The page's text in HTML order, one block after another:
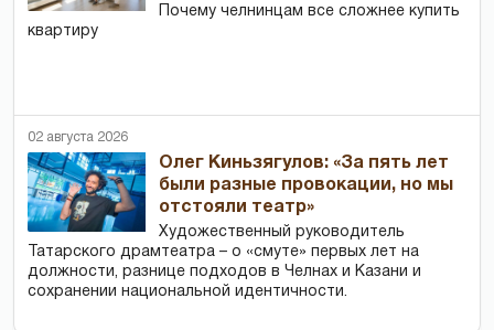
Почему челнинцам все сложнее купить
квартиру
02 августа 2026
Олег Киньзягулов: «За пять лет
были разные провокации, но мы
отстояли театр»
Художественный руководитель
Татарского драмтеатра – о «смуте» первых лет на
должности, разнице подходов в Челнах и Казани и
сохранении национальной идентичности.